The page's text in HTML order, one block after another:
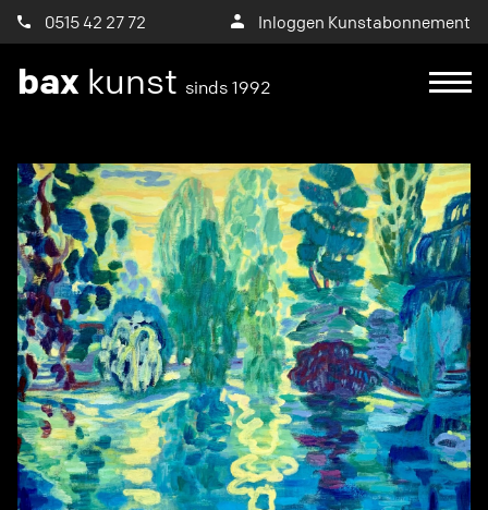
0515 42 27 72 Inloggen Kunstabonnement
bax kunst sinds 1992